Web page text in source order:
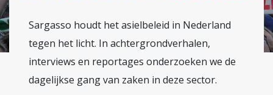
Sargasso houdt het asielbeleid in Nederland
tegen het licht. In achtergrondverhalen,
interviews en reportages onderzoeken we de
dagelijkse gang van zaken in deze sector.